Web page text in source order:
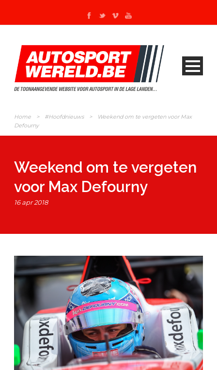
Home > #Hoofdnieuws >
Weekend om te vergeten voor Max
Defourny
Weekend om te vergeten
voor Max Defourny
16 apr 2018